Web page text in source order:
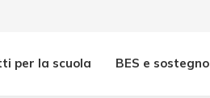
per la scuola BES e sostegno